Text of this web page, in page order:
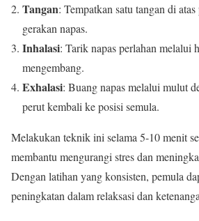
Tangan: Tempatkan satu tangan di
gerakan napas.
Inhalasi: Tarik napas perlahan melalui
mengembang.
Exhalasi: Buang napas melalui mulut
perut kembali ke posisi semula.
Melakukan teknik ini selama 5-10 menit
membantu mengurangi stres dan
Dengan latihan yang konsisten, pemula
peningkatan dalam relaksasi dan